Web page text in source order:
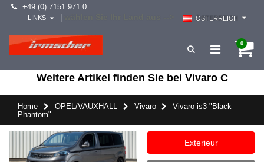
+49 (0) 7151 971 0
ÖSTERREICH
LINKS
0
Weitere Artikel finden Sie bei Vivaro C
Home OPEL/VAUXHALL Vivaro
Vivaro is3 "Black
Phantom"
Exterieur